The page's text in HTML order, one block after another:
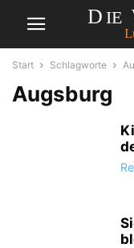
Start Schlagworte
Augsburg